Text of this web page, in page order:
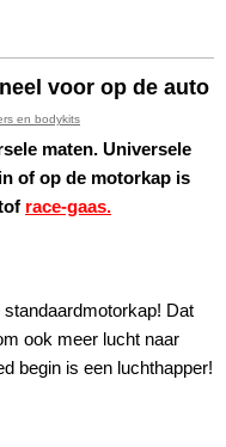
voor op de auto
en bodykits
maten. Universele
of op de motorkap is
race-gaas.
Dat
ook meer lucht naar
begin is een luchthapper!